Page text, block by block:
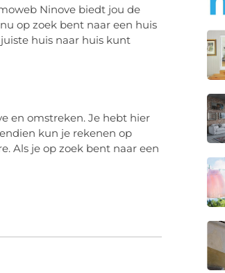
Ninove biedt jou de
op zoek bent naar een huis
huis naar huis kunt
en omstreken. Je hebt hier
kun je rekenen op
Als je op zoek bent naar een